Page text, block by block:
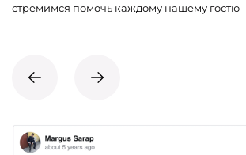
стремимся помочь каждому нашему гостю